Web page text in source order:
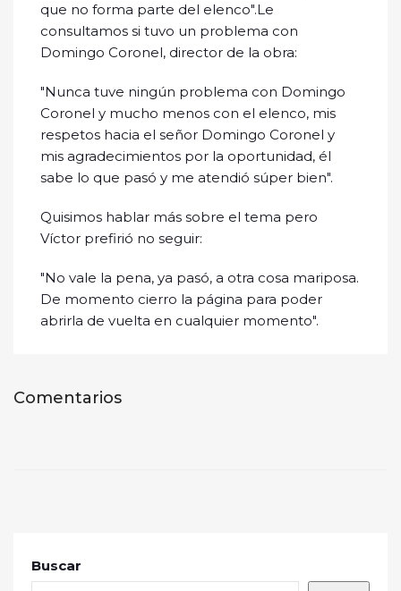
que no forma parte del elenco".Le
consultamos si tuvo un problema con
Domingo Coronel, director de la obra:
"Nunca tuve ningún problema con Domingo
Coronel y mucho menos con el elenco, mis
respetos hacia el señor Domingo Coronel y
mis agradecimientos por la oportunidad, él
sabe lo que pasó y me atendió súper bien".
Quisimos hablar más sobre el tema pero
Víctor prefirió no seguir:
"No vale la pena, ya pasó, a otra cosa mariposa.
De momento cierro la página para poder
abrirla de vuelta en cualquier momento".
Comentarios
Buscar